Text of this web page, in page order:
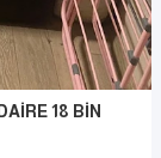
18 BİN